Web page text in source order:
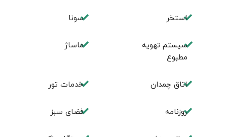
استخر سونا
سیستم تهویه
مطبوع
ماساژ
اتاق چمدان خدمات تور
روزنامه فضای سبز